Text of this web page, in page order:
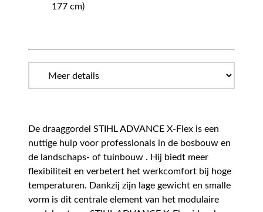
177 cm)
De draaggordel STIHL ADVANCE X-Flex is een
nuttige hulp voor professionals in de bosbouw en
de landschaps- of tuinbouw . Hij biedt meer
flexibiliteit en verbetert het werkcomfort bij hoge
temperaturen. Dankzij zijn lage gewicht en smalle
vorm is dit centrale element van het modulaire